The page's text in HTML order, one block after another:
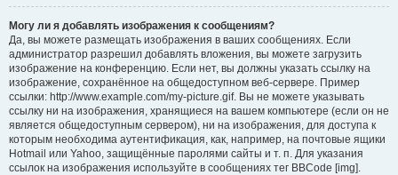
Могу ли я добавлять изображения к сообщениям?
Да, вы можете размещать изображения в ваших сообщениях. Если
администратор разрешил добавлять вложения, вы можете загрузить
изображение на конференцию. Если нет, вы должны указать ссылку на
изображение, сохранённое на общедоступном веб-сервере. Пример
ссылки: http://www.example.com/my-picture.gif. Вы не можете указывать
ссылку ни на изображения, хранящиеся на вашем компьютере (если он не
является общедоступным сервером), ни на изображения, для доступа к
которым необходима аутентификация, как, например, на почтовые ящики
Hotmail или Yahoo, защищённые паролями сайты и т. п. Для указания
ссылок на изображения используйте в сообщениях тег BBCode [img].